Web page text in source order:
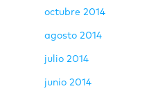
octubre 2014
agosto 2014
julio 2014
junio 2014